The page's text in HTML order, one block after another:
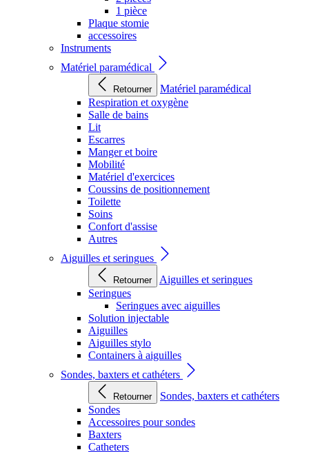
1 pièce
Plaque stomie
accessoires
Instruments
Matériel paramédical
Retourner
Matériel paramédical
Respiration et oxygène
Salle de bains
Lit
Escarres
Manger et boire
Mobilité
Matériel d'exercices
Coussins de positionnement
Toilette
Soins
Confort d'assise
Autres
Aiguilles et seringues
Retourner
Aiguilles et seringues
Seringues
Seringues avec aiguilles
Solution injectable
Aiguilles
Aiguilles stylo
Containers à aiguilles
Sondes, baxters et cathéters
Retourner
Sondes, baxters et cathéters
Sondes
Accessoires pour sondes
Baxters
Catheters